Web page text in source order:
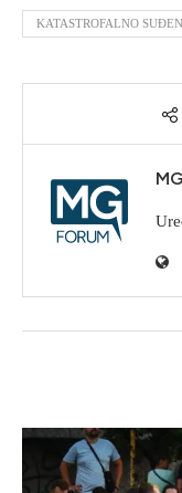
KATASTROFALNO